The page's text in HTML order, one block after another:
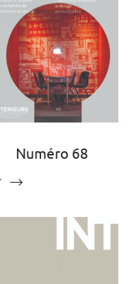
Numéro 68